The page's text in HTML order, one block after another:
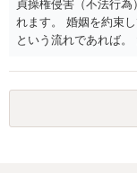
貞操権侵害（不法行
れます。 婚姻を約束
という流れであれば
性も認められそうで
われます。 一度、最